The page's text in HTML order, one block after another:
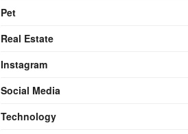
Pet
Real Estate
Instagram
Social Media
Technology